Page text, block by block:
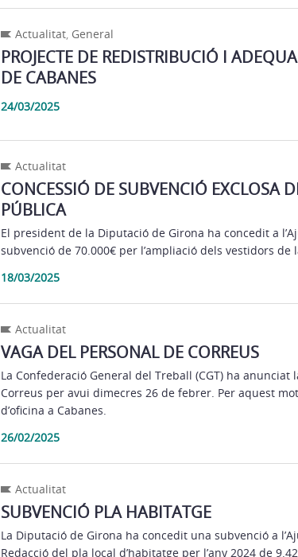
Actualitat, General
PROJECTE DE REDISTRIBUCIÓ I
DE CABANES
24/03/2025
Actualitat
CONCESSIÓ DE SUBVENCIÓ EXCLOSA
PÚBLICA
El president de la Diputació de Girona ha concedit a
subvenció de 70.000€ per l’ampliació dels vestidors de
18/03/2025
Actualitat
VAGA DEL PERSONAL DE CORREUS
La Confederació General del Treball (CGT) ha anunciat
Correus per avui dimecres 26 de febrer. Per aquest
d’oficina a Cabanes.
26/02/2025
Actualitat
SUBVENCIÓ PLA HABITATGE
La Diputació de Girona ha concedit una subvenció a
Redacció del pla local d’habitatge per l’any 2024 de